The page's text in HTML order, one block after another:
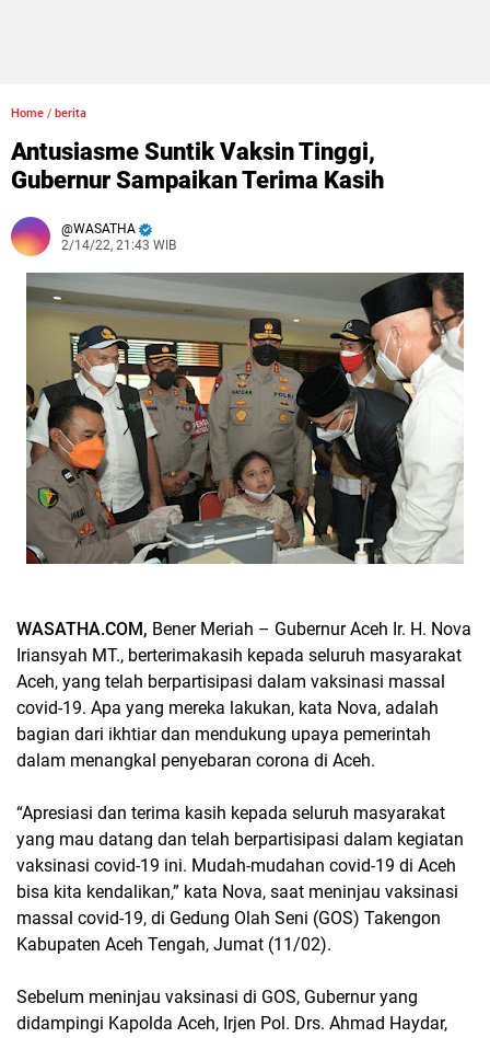
Home / berita
Antusiasme Suntik Vaksin Tinggi,
Gubernur Sampaikan Terima Kasih
WASATHA
2/14/22, 21:43 WIB
WASATHA.COM, Bener Meriah – Gubernur Aceh Ir. H. Nova
Iriansyah MT., berterimakasih kepada seluruh masyarakat
Aceh, yang telah berpartisipasi dalam vaksinasi massal
covid-19. Apa yang mereka lakukan, kata Nova, adalah
bagian dari ikhtiar dan mendukung upaya pemerintah
dalam menangkal penyebaran corona di Aceh.
“Apresiasi dan terima kasih kepada seluruh masyarakat
yang mau datang dan telah berpartisipasi dalam kegiatan
vaksinasi covid-19 ini. Mudah-mudahan covid-19 di Aceh
bisa kita kendalikan,” kata Nova, saat meninjau vaksinasi
massal covid-19, di Gedung Olah Seni (GOS) Takengon
Kabupaten Aceh Tengah, Jumat (11/02).
Sebelum meninjau vaksinasi di GOS, Gubernur yang
didampingi Kapolda Aceh, Irjen Pol. Drs. Ahmad Haydar,